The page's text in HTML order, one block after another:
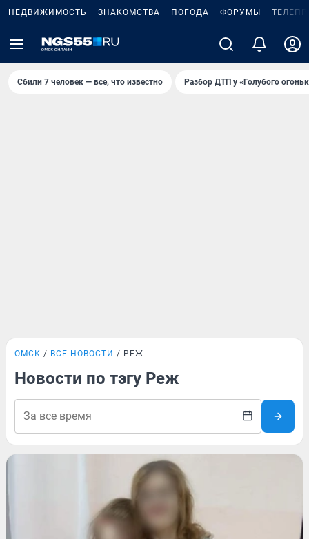
НЕДВИЖИМОСТЬ ЗНАКОМСТВА ПОГОДА ФОРУМЫ
Сбили 7 человек — все, что известно Разбор ДТП у «Голубого
ОМСК ВСЕ НОВОСТИ РЕЖ
Новости по тэгу Реж